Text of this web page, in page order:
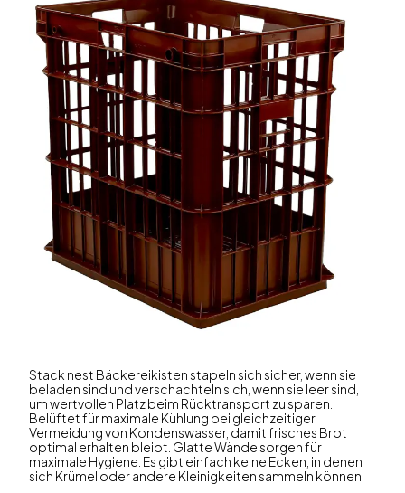
Stack nest Bäckereikisten stapeln sich sicher, wenn sie
beladen sind und verschachteln sich, wenn sie leer sind,
um wertvollen Platz beim Rücktransport zu sparen.
Belüftet für maximale Kühlung bei gleichzeitiger
Vermeidung von Kondenswasser, damit frisches Brot
optimal erhalten bleibt. Glatte Wände sorgen für
maximale Hygiene. Es gibt einfach keine Ecken, in denen
sich Krümel oder andere Kleinigkeiten sammeln können.